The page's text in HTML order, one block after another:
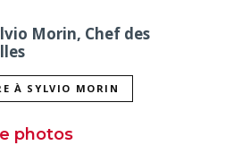
Morin, Chef des
À SYLVIO MORIN
photos